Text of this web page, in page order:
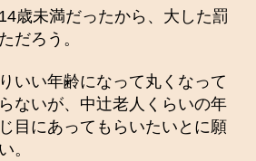
歳未満だったから、大した罰
だろう。
いい年齢になって丸くなって
ないが、中辻老人くらいの年
目にあってもらいたいとに願
。